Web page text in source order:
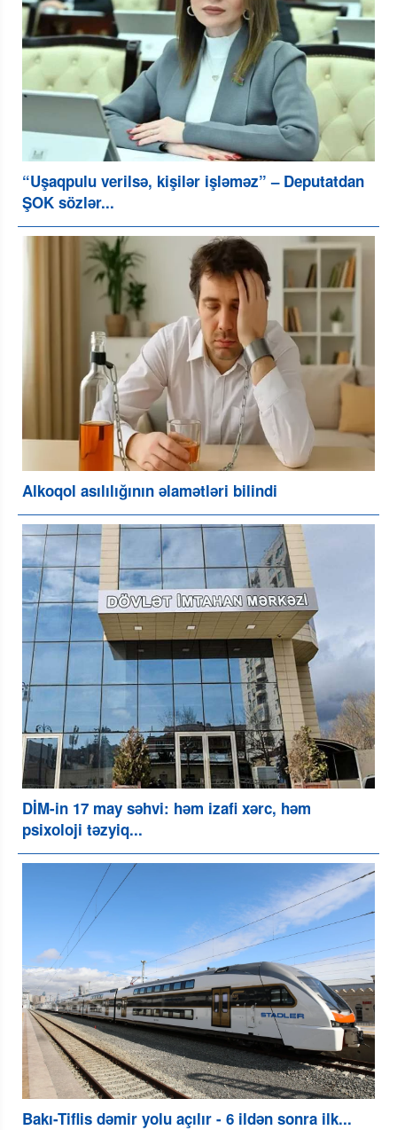
“Uşaqpulu verilsə, kişilər işləməz” – Deputatdan
ŞOK sözlər...
Alkoqol asılılığının əlamətləri bilindi
DİM-in 17 may səhvi: həm izafi xərc, həm
psixoloji təzyiq...
Bakı-Tiflis dəmir yolu açılır - 6 ildən sonra ilk...